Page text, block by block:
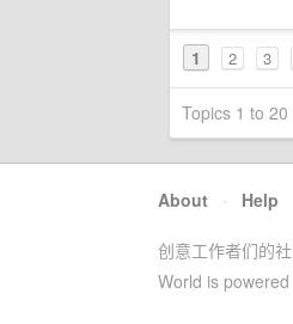
1 2 3
Topics 1 to 20
About · Help
创意工作者们的
World is